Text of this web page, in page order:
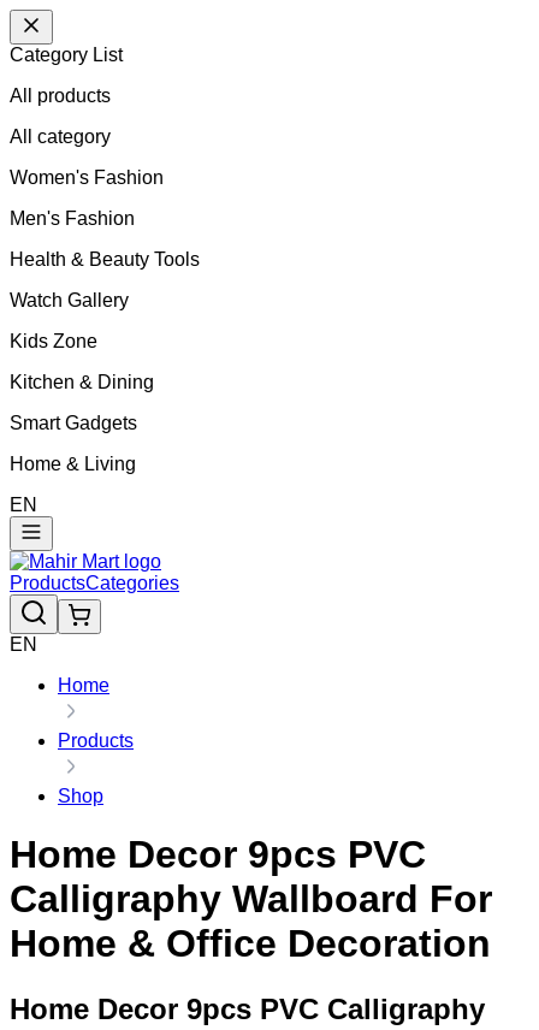
Category List
All products
All category
Women's Fashion
Men's Fashion
Health & Beauty Tools
Watch Gallery
Kids Zone
Kitchen & Dining
Smart Gadgets
Home & Living
EN
ProductsCategories
EN
Home
Products
Shop
Home Decor 9pcs PVC
Calligraphy Wallboard For
Home & Office Decoration
Home Decor 9pcs PVC Calligraphy